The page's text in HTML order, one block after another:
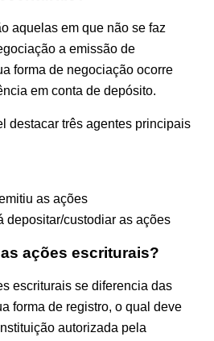
aquelas em que não se faz
a emissão de
forma de negociação ocorre
em conta de depósito.
destacar três agentes principais
as ações
depositar/custodiar as ações
ações escriturais?
escriturais se diferencia das
forma de registro, o qual deve
autorizada pela